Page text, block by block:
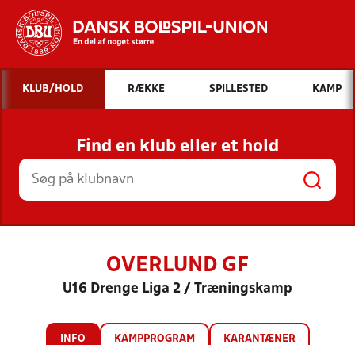
Hvad vil du søge efter?
INDHOLD OG NYHEDER
STILLINGER, RESULTATER, KLUBBER OG
HOLD
KLUB/HOLD RÆKKE SPILLESTED KAMP
Find en klub eller et hold
OVERLUND GF
U16 Drenge Liga 2 / Træningskamp
INFO KAMPPROGRAM KARANTÆNER